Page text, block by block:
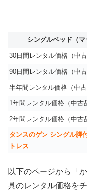
シングルベッド（
30日間レンタル価格（中古
90日間レンタル価格（中古
半年間レンタル価格（中古
1年間レンタル価格（中古
2年間レンタル価格（中古
タンスのゲン シングル脚
トレス
以下のページから「
具のレンタル価格を